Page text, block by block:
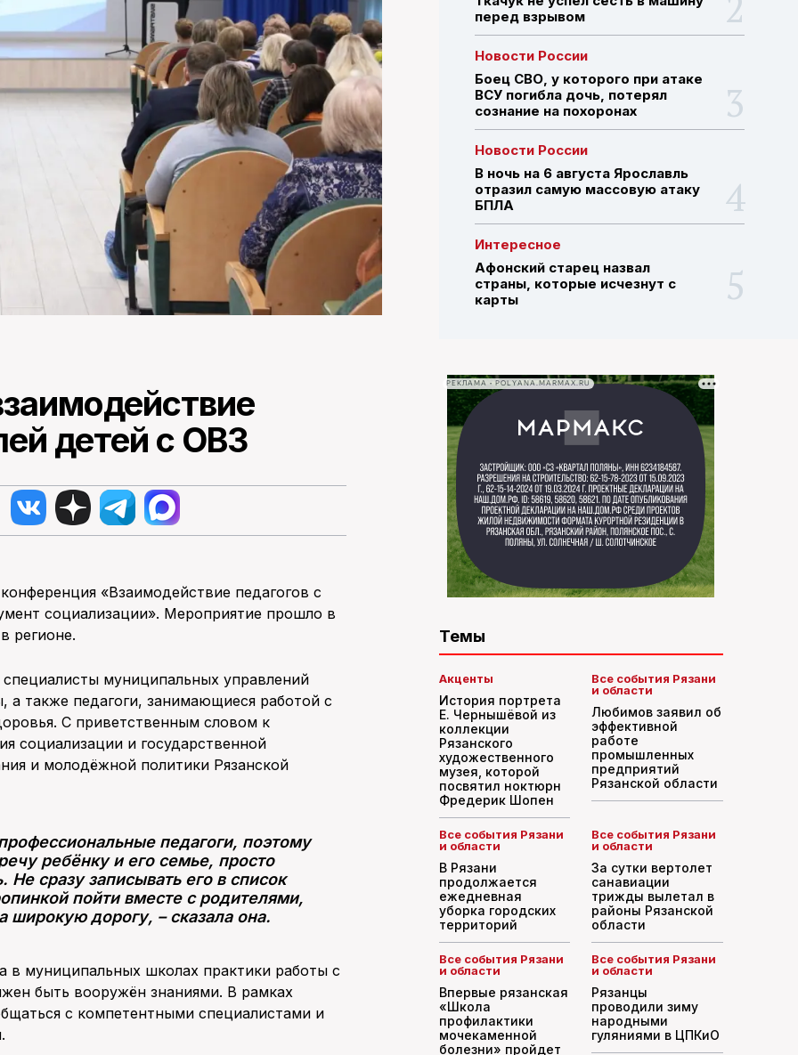
ПОИСК ПО САЙТУ
детей с ОВЗ
«Взаимодействие педагогов с
социализации». Мероприятие прошло в
регионе.
муниципальных управлений
а также педагоги, занимающиеся работой с
С приветственным словом к
социализации и государственной
и молодёжной политики Рязанской
педагоги, поэтому
ребёнку и его семье, просто
Не сразу записывать его в список
пойти вместе с родителями,
дорогу, – сказала она.
в муниципальных школах практики работы с
быть вооружён знаниями. В рамках
с компетентными специалистами и
перед взрывом
Новости России
Боец СВО, у которого при атаке
ВСУ погибла дочь, потерял
сознание на похоронах
Новости России
В ночь на 6 августа Ярославль
отразил самую массовую атаку
БПЛА
Интересное
Афонский старец назвал
страны, которые исчезнут с
карты
РЕКЛАМА • POLYANA.MARMAX.RU
Темы
Акценты
История портрета
Е. Чернышёвой из
коллекции
Рязанского
художественного
музея, которой
посвятил ноктюрн
Фредерик Шопен
Все события Рязани
и области
Любимов заявил об
эффективной
работе
промышленных
предприятий
Рязанской области
Все события Рязани
и области
В Рязани
продолжается
ежедневная
уборка городских
территорий
Все события Рязани
и области
За сутки вертолет
санавиации
трижды вылетал в
районы Рязанской
области
Все события Рязани
и области
Впервые рязанская
«Школа
профилактики
мочекаменной
болезни» пройдет
Все события Рязани
и области
Рязанцы
проводили зиму
народными
гуляниями в ЦПКиО